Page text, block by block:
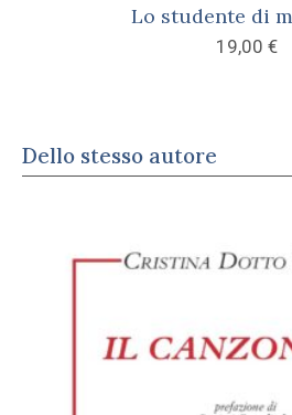
Lo studente di
19,00 €
Dello stesso autore